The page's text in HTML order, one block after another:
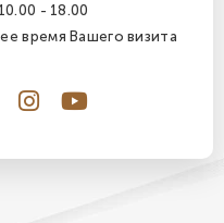
- 18.00
время Вашего визита